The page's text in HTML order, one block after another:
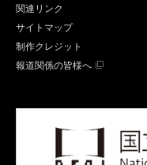
関連リンク
サイトマップ
制作クレジット
報道関係の皆様へ